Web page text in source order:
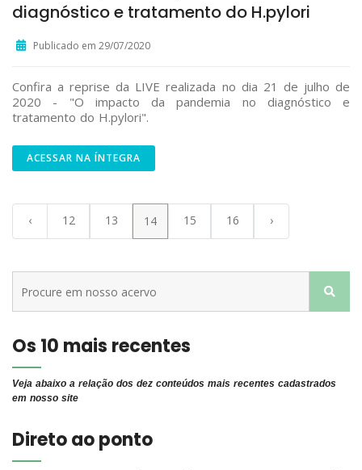
diagnóstico e tratamento do H.pylori
Publicado em 29/07/2020
Confira a reprise da LIVE realizada no dia 21 de julho de
2020 - "O impacto da pandemia no diagnóstico e
tratamento do H.pylori".
ACESSAR NA ÍNTEGRA
‹ 12 13 14 15 16 ›
Os 10 mais recentes
Veja abaixo a relação dos dez conteúdos mais recentes cadastrados
em nosso site
Direto ao ponto